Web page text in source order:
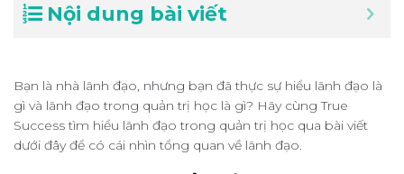
Nội dung bài viết
Bạn là nhà lãnh đạo, nhưng bạn đã thực sự hiểu lãnh đạo là
gì và lãnh đạo trong quản trị học là gì? Hãy cùng True
Success tìm hiểu lãnh đạo trong quản trị học qua bài viết
dưới đây để có cái nhìn tổng quan về lãnh đạo.